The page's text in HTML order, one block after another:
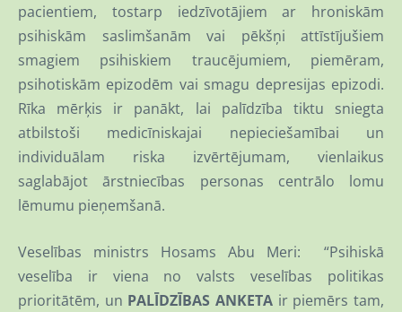
pacientiem, tostarp iedzīvotājiem ar hroniskām
psihiskām saslimšanām vai pēkšņi attīstījušiem
smagiem psihiskiem traucējumiem, piemēram,
psihotiskām epizodēm vai smagu depresijas epizodi.
Rīka mērķis ir panākt, lai palīdzība tiktu sniegta
atbilstoši medicīniskajai nepieciešamībai un
individuālam riska izvērtējumam, vienlaikus
saglabājot ārstniecības personas centrālo lomu
lēmumu pieņemšanā.
Veselības ministrs Hosams Abu Meri: “Psihiskā
veselība ir viena no valsts veselības politikas
prioritātēm, un PALĪDZĪBAS ANKETA ir piemērs tam,